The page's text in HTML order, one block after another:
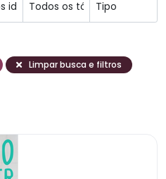
Limpar busca e filtros